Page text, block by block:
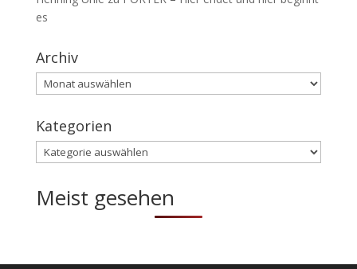
es
Archiv
Archiv
Kategorien
Kategorien
Meist gesehen